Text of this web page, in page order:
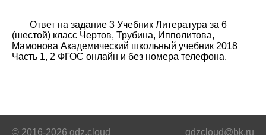
Ответ на задание 3 Учебник Литература за 6
(шестой) класс Чертов, Трубина, Ипполитова,
Мамонова Академический школьный учебник 2018
Часть 1, 2 ФГОС онлайн и без номера телефона.
© 2016-2026 gdz.cloud gdzcloud@bk.ru